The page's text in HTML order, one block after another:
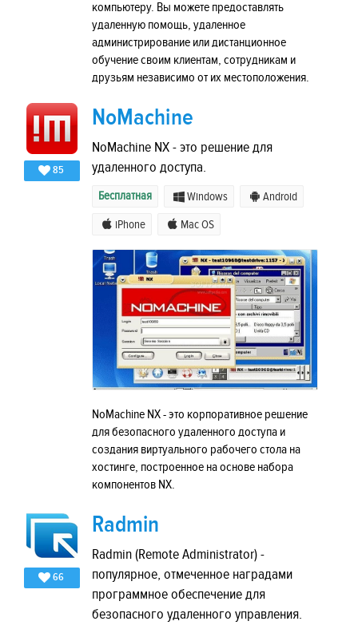
компьютеру. Вы можете предоставлять
удаленную помощь, удаленное
администрирование или дистанционное
обучение своим клиентам, сотрудникам и
друзьям независимо от их местоположения.
85
NoMachine
NoMachine NX - это решение для
удаленного доступа.
Бесплатная Windows Android
iPhone Mac OS
NoMachine NX - это корпоративное решение
для безопасного удаленного доступа и
создания виртуального рабочего стола на
хостинге, построенное на основе набора
компонентов NX.
66
Radmin
Radmin (Remote Administrator) -
популярное, отмеченное наградами
программное обеспечение для
безопасного удаленного управления.